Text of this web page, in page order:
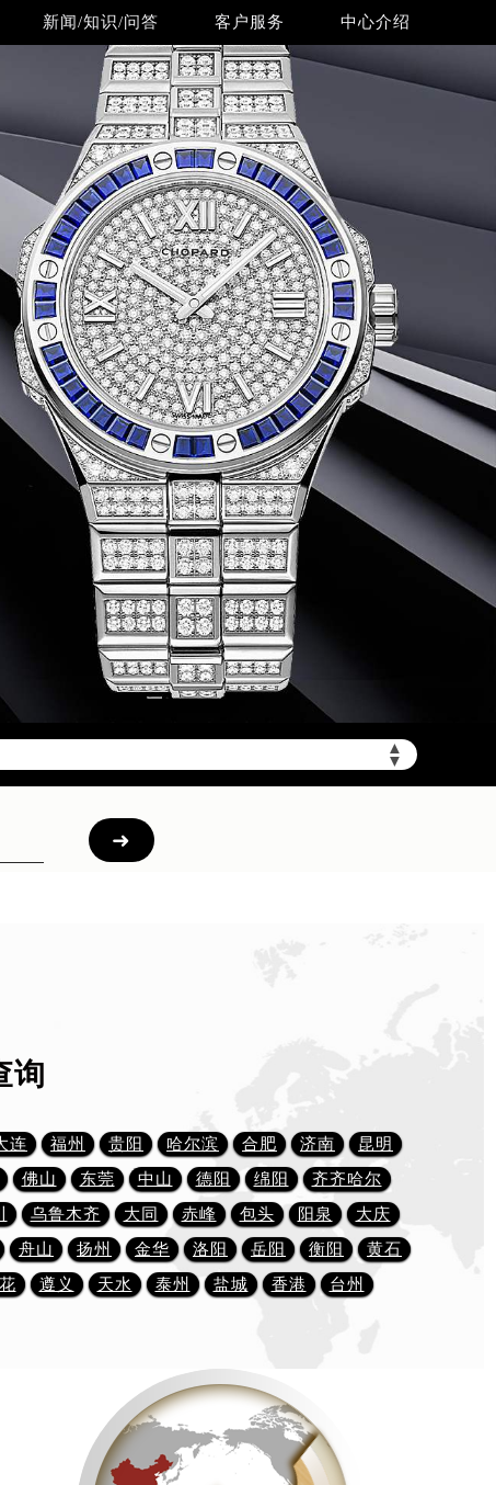
新闻/知识/问答 客户服务 中心介绍
▲
▼
加拨“+86”）
询
连 福州 贵阳 哈尔滨 合肥 济南
昆明
佛山 东莞 中山 德阳 绵阳
齐齐哈尔
乌鲁木齐 大同 赤峰 包头 阳泉
大庆
舟山 扬州 金华 洛阳 岳阳 衡阳
黄石
遵义 天水 泰州 盐城 香港 台州